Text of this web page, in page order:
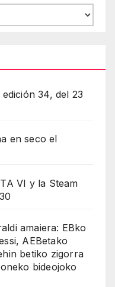
34, del 23
en seco el
VI y la Steam
amaiera: EBko
AEBetako
betiko zigorra
bideojoko